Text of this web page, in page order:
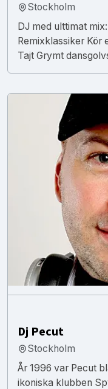
Stockholm
DJ med ulttimat
Remixklassiker Kör
Tajt Grymt
Dj Pecut
Stockholm
År 1996 var Pecut
ikoniska klubben